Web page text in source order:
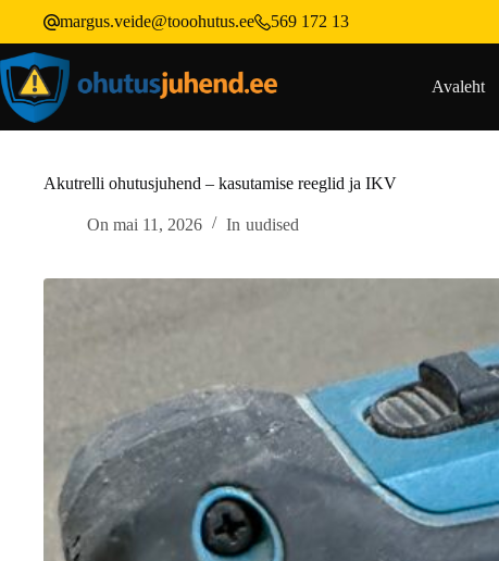
margus.veide@tooohutus.ee 569 172 13
Avaleht
Akutrelli ohutusjuhend – kasutamise reeglid ja IKV
On mai 11, 2026 In uudised